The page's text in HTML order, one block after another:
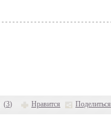
(3) Нравится Поделиться